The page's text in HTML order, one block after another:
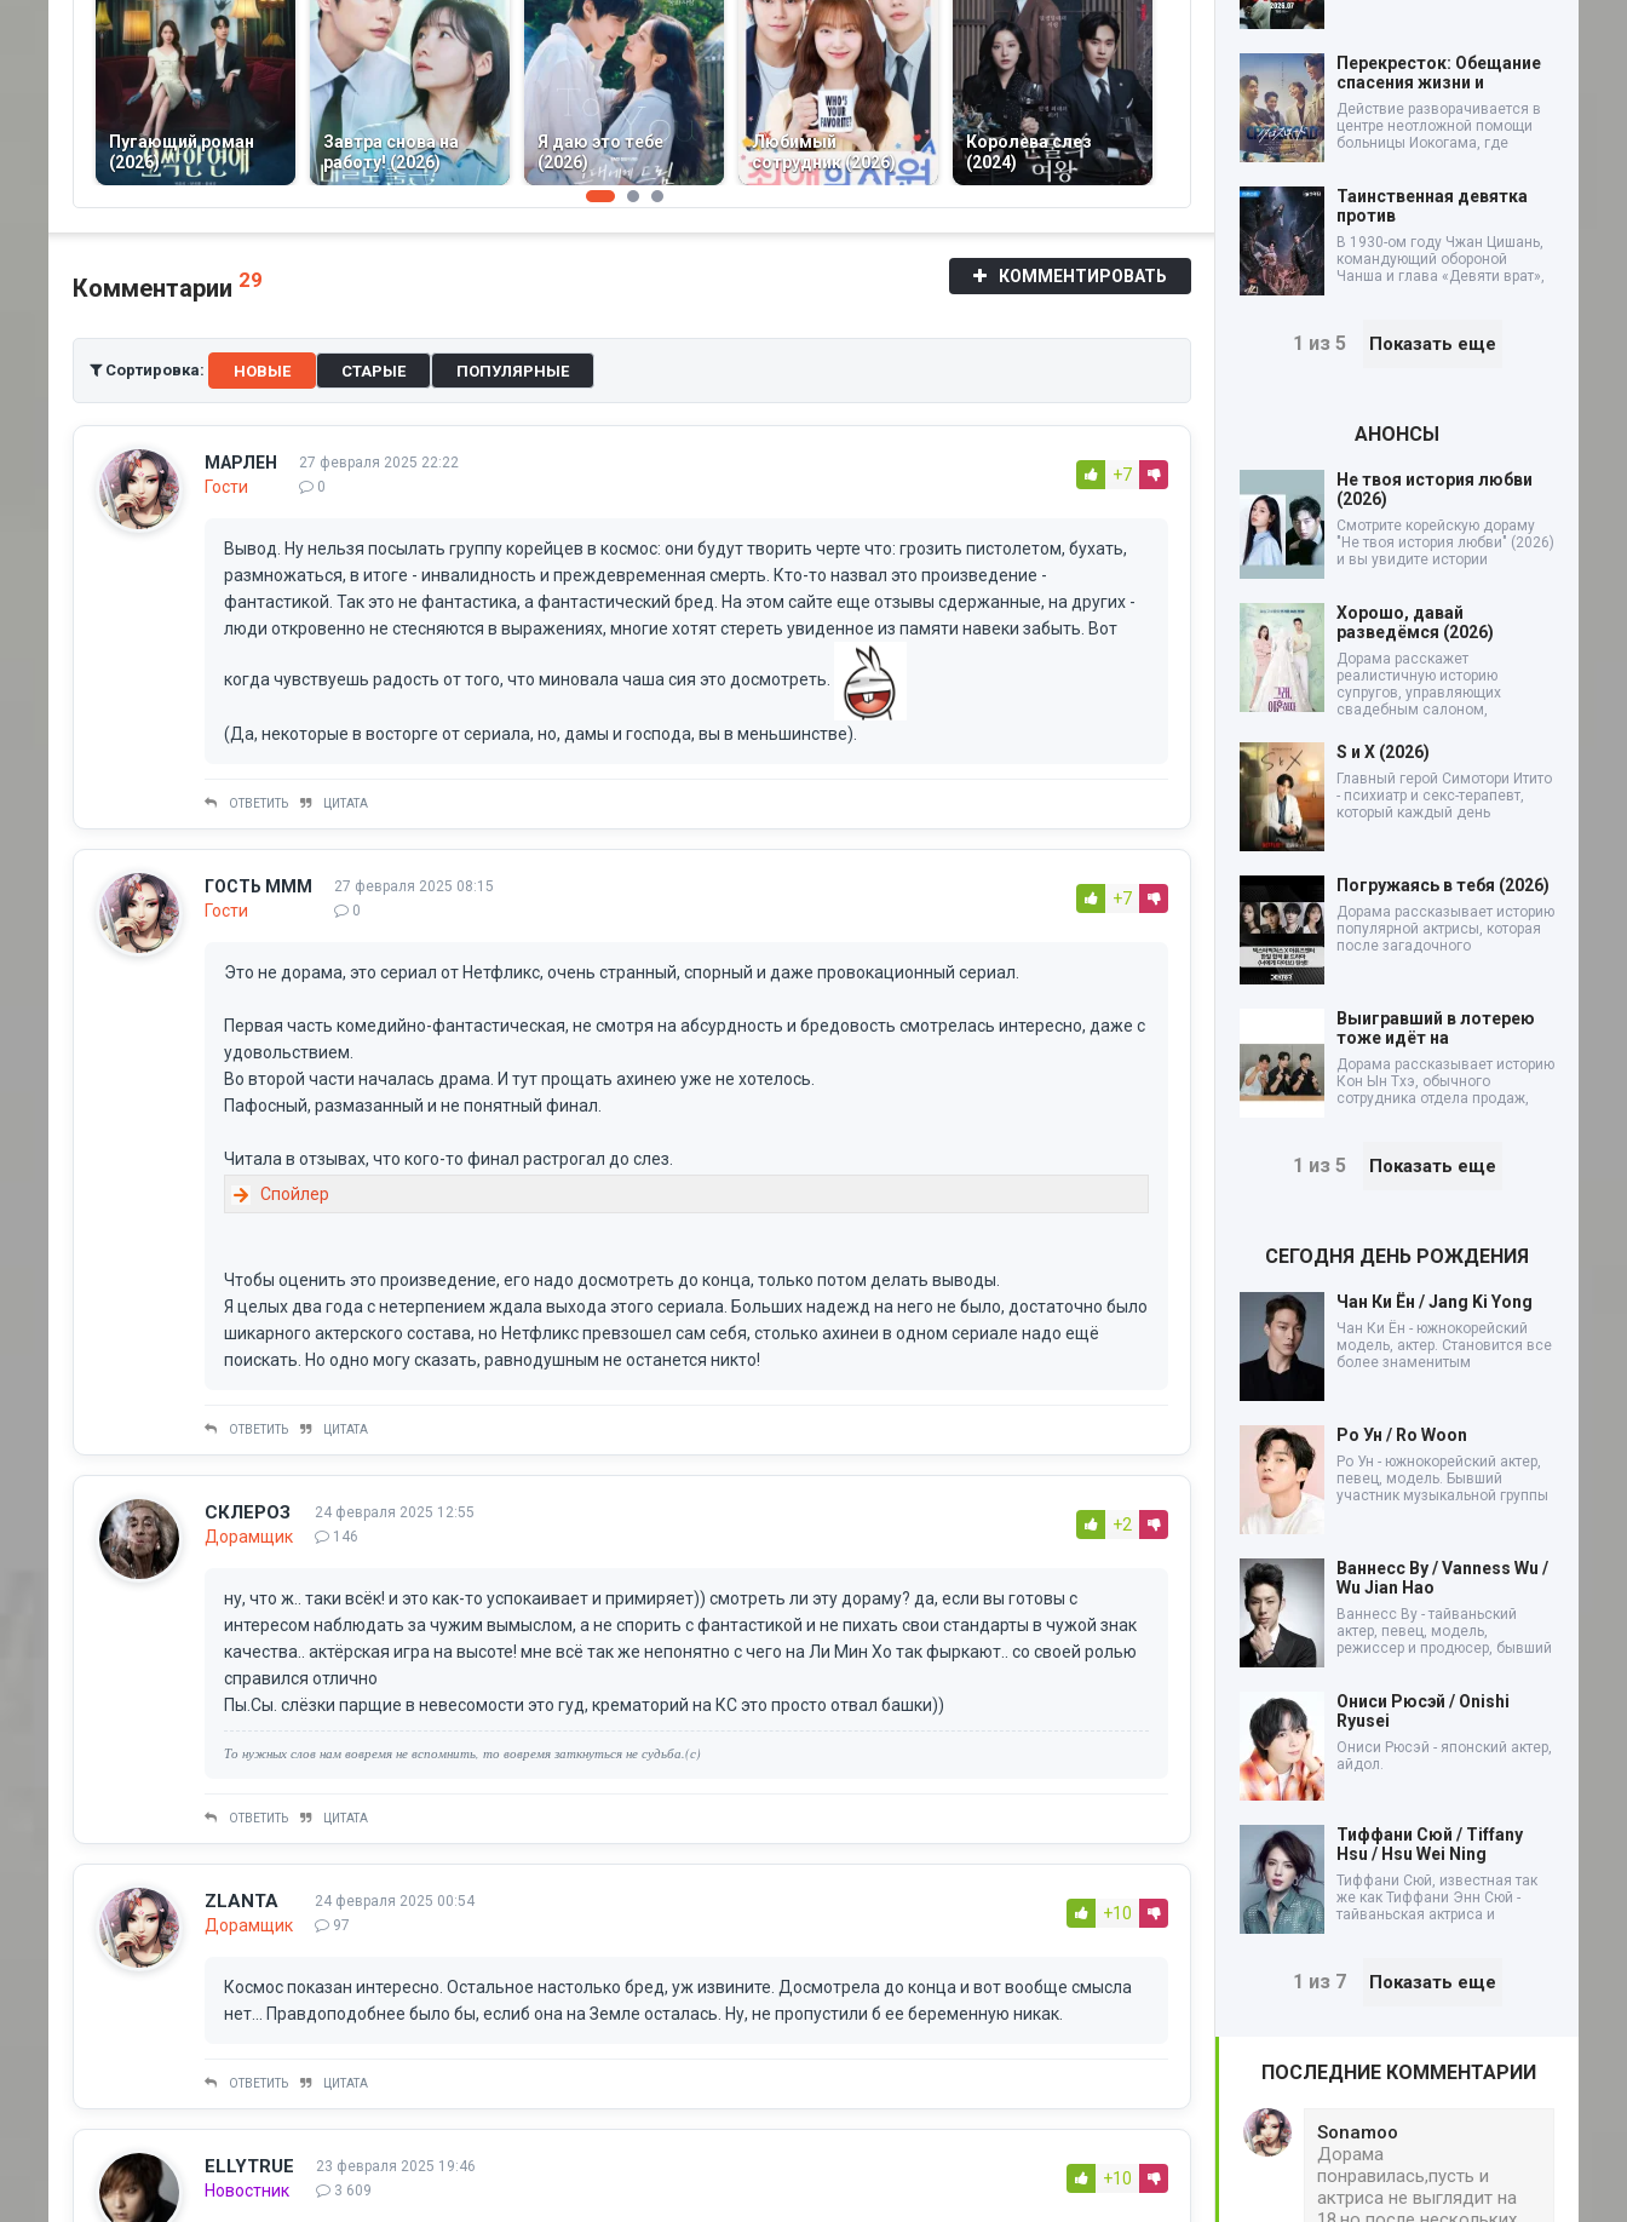
Пугающий роман
(2026)
Завтра снова на
работу! (2026)
Я даю это тебе
(2026)
Любимый
сотрудник (2026)
Королева слез
(2024)
Однажды в Сэнчори
Посольство
(2027)
Комментарии 29 КОММЕНТИРОВАТЬ
Сортировка: НОВЫЕ СТАРЫЕ ПОПУЛЯРНЫЕ
МАРЛЕН
Гости
27 февраля 2025 22:22
0
+7
Вывод. Ну нельзя посылать группу корейцев в космос: они будут творить черте что: грозить пистолетом, бухать,
размножаться, в итоге - инвалидность и преждевременная смерть. Кто-то назвал это произведение -
фантастикой. Так это не фантастика, а фантастический бред. На этом сайте еще отзывы сдержанные, на других -
люди откровенно не стесняются в выражениях, многие хотят стереть увиденное из памяти навеки забыть. Вот
когда чувствуешь радость от того, что миновала чаша сия это досмотреть.
(Да, некоторые в восторге от сериала, но, дамы и господа, вы в меньшинстве).
ОТВЕТИТЬ ЦИТАТА
ГОСТЬ МММ
Гости
27 февраля 2025 08:15
0
+7
Это не дорама, это сериал от Нетфликс, очень странный, спорный и даже провокационный сериал.
Первая часть комедийно-фантастическая, не смотря на абсурдность и бредовость смотрелась интересно, даже с
удовольствием.
Во второй части началась драма. И тут прощать ахинею уже не хотелось.
Пафосный, размазанный и не понятный финал.
Читала в отзывах, что кого-то финал растрогал до слез.
Чтобы оценить это произведение, его надо досмотреть до конца, только потом делать выводы.
Я целых два года с нетерпением ждала выхода этого сериала. Больших надежд на него не было, достаточно было
шикарного актерского состава, но Нетфликс превзошел сам себя, столько ахинеи в одном сериале надо ещё
поискать. Но одно могу сказать, равнодушным не останется никто!
ОТВЕТИТЬ ЦИТАТА
СКЛЕРОЗ
Дорамщик
24 февраля 2025 12:55
146
+2
ну, что ж.. таки всёк! и это как-то успокаивает и примиряет)) смотреть ли эту дораму? да, если вы готовы с
интересом наблюдать за чужим вымыслом, а не спорить с фантастикой и не пихать свои стандарты в чужой знак
качества.. актёрская игра на высоте! мне всё так же непонятно с чего на Ли Мин Хо так фыркают.. со своей ролью
справился отлично
Пы.Сы. слёзки парщие в невесомости это гуд, крематорий на КС это просто отвал башки))
То нужных слов нам вовремя не вспомнить, то вовремя заткнуться не судьба.(с)
ОТВЕТИТЬ ЦИТАТА
ZLANTA
Дорамщик
24 февраля 2025 00:54
97
+10
Космос показан интересно. Остальное настолько бред, уж извините. Досмотрела до конца и вот вообще смысла
нет... Правдоподобнее было бы, еслиб она на Земле осталась. Ну, не пропустили б ее беременную никак.
ОТВЕТИТЬ ЦИТАТА
ELLYTRUE
Новостник
23 февраля 2025 19:46
3 609
+10
Перекресток: Обещание
спасения жизни и
Действие разворачивается в
центре неотложной помощи
больницы Иокогама, где
Таинственная девятка
против
В 1930-ом году Чжан Цишань,
командующий обороной
Чанша и глава «Девяти врат»,
1 из 5 Показать еще
АНОНСЫ
Не твоя история любви
(2026)
Смотрите корейскую дораму
"Не твоя история любви" (2026)
и вы увидите истории
Хорошо, давай
разведёмся (2026)
Дорама расскажет
реалистичную историю
супругов, управляющих
свадебным салоном,
S и X (2026)
Главный герой Симотори Итито
- психиатр и секс-терапевт,
который каждый день
Погружаясь в тебя (2026)
Дорама рассказывает историю
популярной актрисы, которая
после загадочного
Выигравший в лотерею
тоже идёт на
Дорама рассказывает историю
Кон Ын Тхэ, обычного
сотрудника отдела продаж,
1 из 5 Показать еще
СЕГОДНЯ ДЕНЬ РОЖДЕНИЯ
Чан Ки Ён / Jang Ki Yong
Чан Ки Ён - южнокорейский
модель, актер. Становится все
более знаменитым
Ро Ун / Ro Woon
Ро Ун - южнокорейский актер,
певец, модель. Бывший
участник музыкальной группы
Ваннесс Ву / Vanness Wu /
Wu Jian Hao
Ваннесс Ву - тайваньский
актер, певец, модель,
режиссер и продюсер, бывший
Ониси Рюсэй / Onishi
Ryusei
Ониси Рюсэй - японский актер,
айдол.
Тиффани Сюй / Tiffany
Hsu / Hsu Wei Ning
Тиффани Сюй, известная так
же как Тиффани Энн Сюй -
тайваньская актриса и
1 из 7 Показать еще
ПОСЛЕДНИЕ КОММЕНТАРИИ
Sonamoo
Дорама
понравилась,пусть и
актриса не выглядит на